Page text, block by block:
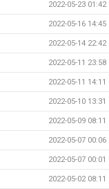
2022-05-23 01:42
2022-05-16 14:45
2022-05-14 22:42
2022-05-11 23:58
2022-05-11 14:11
2022-05-10 13:31
2022-05-09 08:11
2022-05-07 00:06
2022-05-07 00:01
2022-05-02 08:11